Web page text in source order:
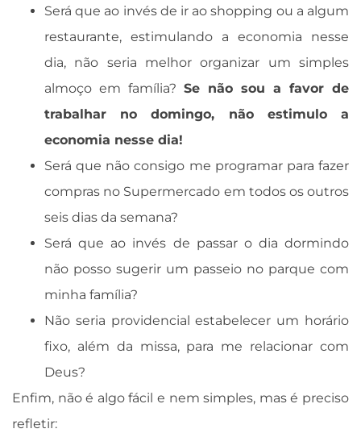
Será que ao invés de ir ao shopping ou a algum
restaurante, estimulando a economia nesse
dia, não seria melhor organizar um simples
almoço em família? Se não sou a favor de
trabalhar no domingo, não estimulo a
economia nesse dia!
Será que não consigo me programar para fazer
compras no Supermercado em todos os outros
seis dias da semana?
Será que ao invés de passar o dia dormindo
não posso sugerir um passeio no parque com
minha família?
Não seria providencial estabelecer um horário
fixo, além da missa, para me relacionar com
Deus?
Enfim, não é algo fácil e nem simples, mas é preciso
refletir: